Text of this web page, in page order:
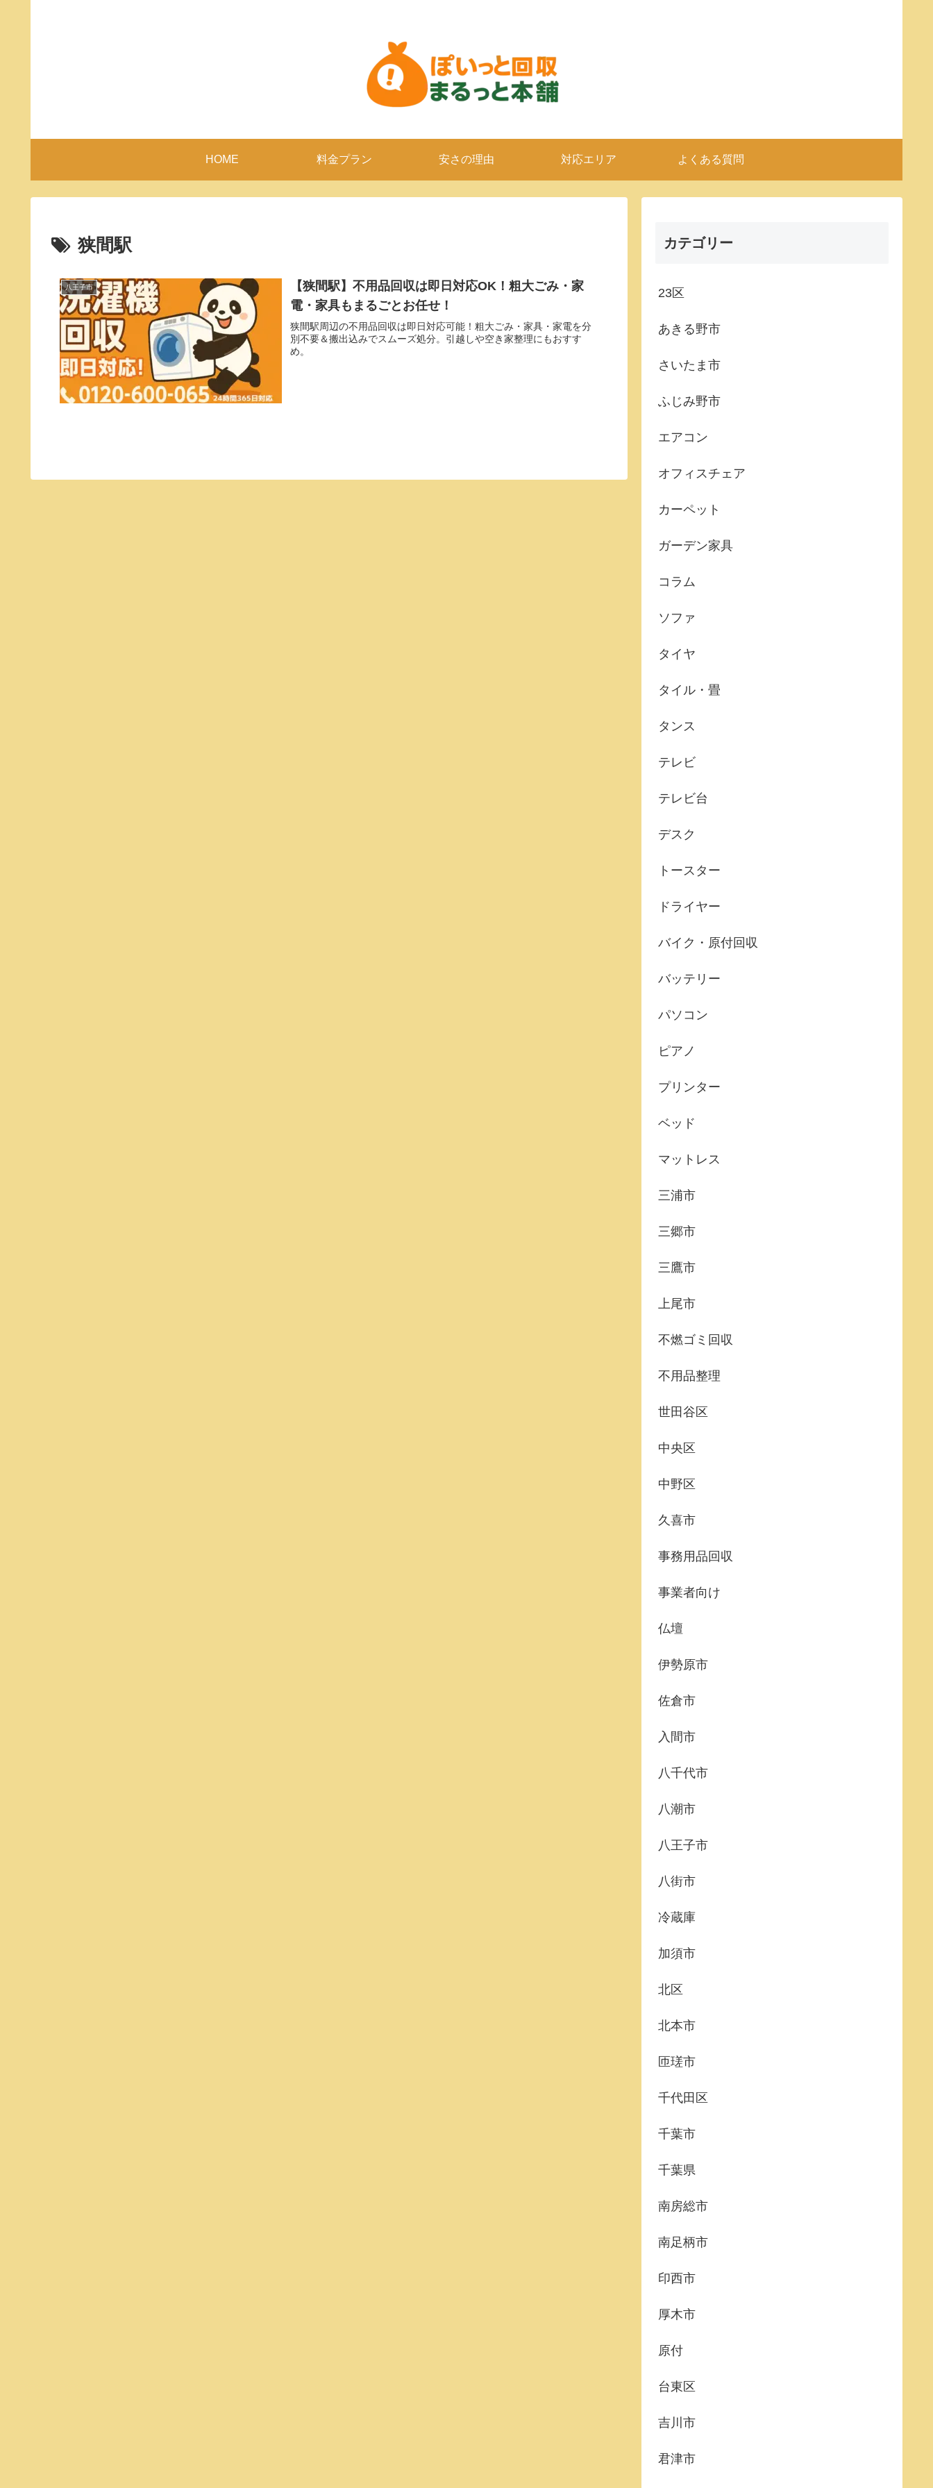
HOME 料金プラン 安さの理由 対応エリア よくある質問
狭間駅
八王子市
【狭間駅】不用品回収は即日対応OK！粗大ごみ・家
電・家具もまるごとお任せ！
狭間駅周辺の不用品回収は即日対応可能！粗大ごみ・家具・家電を分
別不要＆搬出込みでスムーズ処分。引越しや空き家整理にもおすす
め。
カテゴリー
23区
あきる野市
さいたま市
ふじみ野市
エアコン
オフィスチェア
カーペット
ガーデン家具
コラム
ソファ
タイヤ
タイル・畳
タンス
テレビ
テレビ台
デスク
トースター
ドライヤー
バイク・原付回収
バッテリー
パソコン
ピアノ
プリンター
ベッド
マットレス
三浦市
三郷市
三鷹市
上尾市
不燃ゴミ回収
不用品整理
世田谷区
中央区
中野区
久喜市
事務用品回収
事業者向け
仏壇
伊勢原市
佐倉市
入間市
八千代市
八潮市
八王子市
八街市
冷蔵庫
加須市
北区
北本市
匝瑳市
千代田区
千葉市
千葉県
南房総市
南足柄市
印西市
厚木市
原付
台東区
吉川市
君津市